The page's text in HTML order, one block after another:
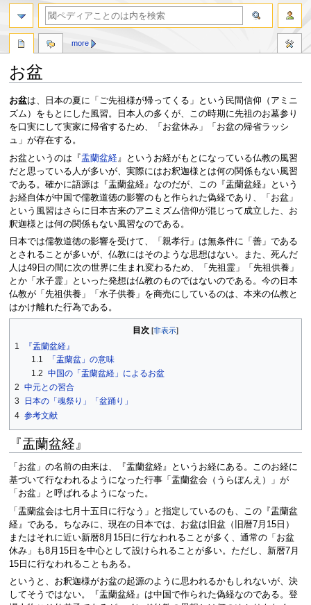
お盆
ナ
ビ
ゲ
ー
シ
ョ
ン
に
移
動
検
索
に
移
動
お盆は、日本の夏に「ご先祖様が帰ってくる」という民間信仰（アミニ
ズム）をもとにした風習。日本人の多くが、この時期に先祖のお墓参り
を口実にして実家に帰省するため、「お盆休み」「お盆の帰省ラッシ
ュ」が存在する。
お盆というのは『盂蘭盆経』というお経がもとになっている仏教の風習
だと思っている人が多いが、実際にはお釈迦様とは何の関係もない風習
である。確かに語源は『盂蘭盆経』なのだが、この『盂蘭盆経』という
お経自体が中国で儒教道徳の影響のもと作られた偽経であり、「お盆」
という風習はさらに日本古来のアニミズム信仰が混じって成立した、お
釈迦様とは何の関係もない風習なのである。
日本では儒教道徳の影響を受けて、「親孝行」は無条件に「善」である
とされることが多いが、仏教にはそのような思想はない。また、死んだ
人は49日の間に次の世界に生まれ変わるため、「先祖霊」「先祖供養」
とか「水子霊」といった発想は仏教のものではないのである。今の日本
仏教が「先祖供養」「水子供養」を商売にしているのは、本来の仏教と
はかけ離れた行為である。
目次
1
『盂蘭盆経』
1.1
「盂蘭盆」の意味
1.2 中国の「盂蘭盆経」によるお盆
2 中元との習合
3
日本の「魂祭り」「盆踊り」
4 参考文献
『盂蘭盆経』
「お盆」の名前の由来は、『盂蘭盆経』というお経にある。このお経に
基づいて行なわれるようになった行事「盂蘭盆会（うらぼんえ）」が
「お盆」と呼ばれるようになった。
「盂蘭盆会は七月十五日に行なう」と指定しているのも、この『盂蘭盆
経』である。ちなみに、現在の日本では、お盆は旧盆（旧暦7月15日）
またはそれに近い新暦8月15日に行なわれることが多く、通常の「お盆
休み」も8月15日を中心として設けられることが多い。ただし、新暦7月
15日に行なわれることもある。
というと、お釈迦様がお盆の起源のように思われるかもしれないが、決
してそうではない。『盂蘭盆経』は中国で作られた偽経なのである。登
more